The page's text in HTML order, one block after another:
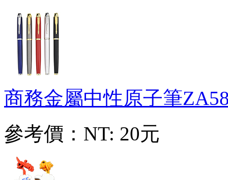
商務金屬中性原子筆
參考價： NT: 20元